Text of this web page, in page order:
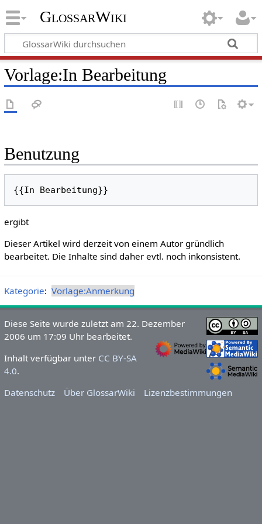
GlossarWiki
Vorlage:In Bearbeitung
Benutzung
{{In Bearbeitung}}
ergibt
Dieser Artikel wird derzeit von einem Autor gründlich
bearbeitet. Die Inhalte sind daher evtl. noch inkonsistent.
Kategorie: Vorlage:Anmerkung
Diese Seite wurde zuletzt am 22. Dezember
2006 um 17:09 Uhr bearbeitet.
Inhalt verfügbar unter CC BY-SA
4.0.
Datenschutz
Über GlossarWiki Lizenzbestimmungen